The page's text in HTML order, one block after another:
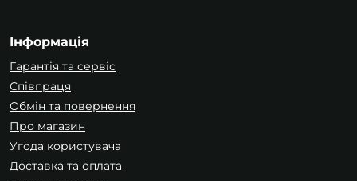
Інформація
Гарантія та сервіс
Співпраця
Обмін та повернення
Про магазин
Угода користувача
Доставка та оплата